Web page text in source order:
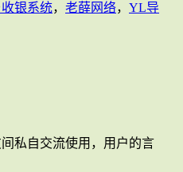
银系统， 老薛网络， YL导
私自交流使用，用户的言